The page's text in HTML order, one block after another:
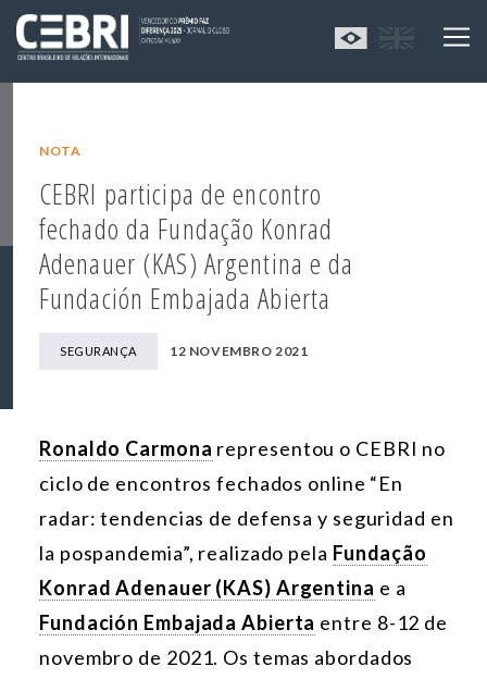
NOTA
CEBRI participa de encontro
fechado da Fundação Konrad
Adenauer (KAS) Argentina e da
Fundación Embajada Abierta
SEGURANÇA 12 NOVEMBRO 2021
Ronaldo Carmona representou o CEBRI no
ciclo de encontros fechados online “En
radar: tendencias de defensa y seguridad en
la pospandemia”, realizado pela Fundação
Konrad Adenauer (KAS) Argentina e a
Fundación Embajada Abierta entre 8-12 de
novembro de 2021. Os temas abordados